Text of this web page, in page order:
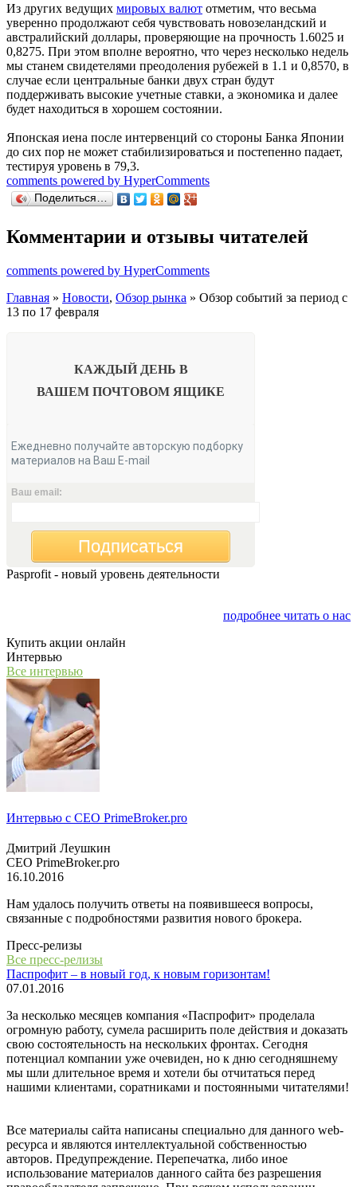
Из других ведущих мировых валют отметим, что весьма
уверенно продолжают себя чувствовать новозеландский и
австралийский доллары, проверяющие на прочность 1.6025 и
0,8275. При этом вполне вероятно, что через несколько недель
мы станем свидетелями преодоления рубежей в 1.1 и 0,8570, в
случае если центральные банки двух стран будут
поддерживать высокие учетные ставки, а экономика и далее
будет находиться в хорошем состоянии.
Японская иена после интервенций со стороны Банка Японии
до сих пор не может стабилизироваться и постепенно падает,
тестируя уровень в 79,3.
comments powered by HyperComments
Поделиться…
Комментарии и отзывы читателей
comments powered by HyperComments
Главная » Новости, Обзор рынка » Обзор событий за период с
13 по 17 февраля
КАЖДЫЙ ДЕНЬ В
ВАШЕМ ПОЧТОВОМ ЯЩИКЕ
Ежедневно получайте авторскую подборку
материалов на Ваш E-mail
Ваш email:
Подписаться
Pasprofit - новый уровень деятельности
подробнее читать о нас
Купить акции онлайн
Интервью
Все интервью
Интервью с СЕО PrimeBroker.pro
Дмитрий Леушкин
СЕО PrimeBroker.pro
16.10.2016
Нам удалось получить ответы на появившееся вопросы,
связанные с подробностями развития нового брокера.
Пресс-релизы
Все пресс-релизы
Паспрофит – в новый год, к новым горизонтам!
07.01.2016
За несколько месяцев компания «Паспрофит» проделала
огромную работу, сумела расширить поле действия и доказать
свою состоятельность на нескольких фронтах. Сегодня
потенциал компании уже очевиден, но к дню сегодняшнему
мы шли длительное время и хотели бы отчитаться перед
нашими клиентами, соратниками и постоянными читателями!
Все материалы сайта написаны специально для данного web-
ресурса и являются интеллектуальной собственностью
авторов. Предупреждение. Перепечатка, либо иное
использование материалов данного сайта без разрешения